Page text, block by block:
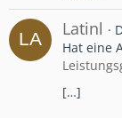
Latinl
Hat eine
[…]